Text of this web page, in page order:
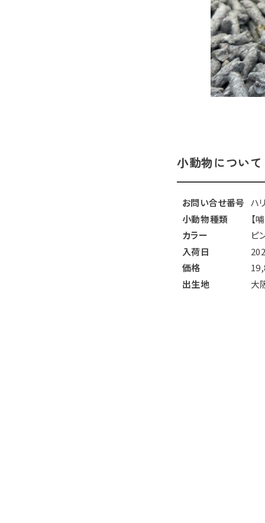
小動物について
お問い合せ番号 ハ
小動物種類
【
カラー
ピ
入荷日
価格
出生地
大